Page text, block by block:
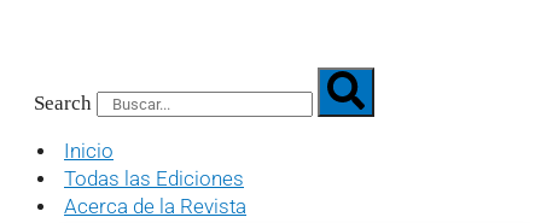
Search
Inicio
Todas las Ediciones
Acerca de la Revista